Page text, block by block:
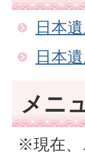
日本
日本
メニ
※現在、